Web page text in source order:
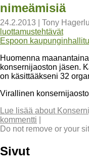
nimeämisiä
24.2.2013
Tony
luottamustehtävät
Espoon
Huomenna
konsernijaoston jäsen.
on käsittääkseni 32
Virallinen
Lue lisää about
kommentti
Do not remove or your
Sivut